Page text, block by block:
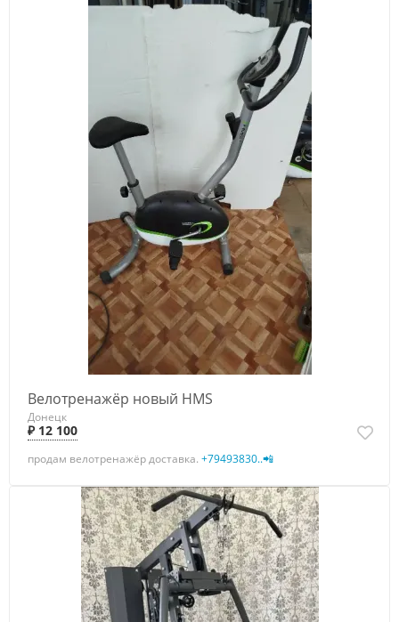
Велотренажёр новый HMS
Донецк
₽ 12 100
продам велотренажёр доставка. +79493830..📲